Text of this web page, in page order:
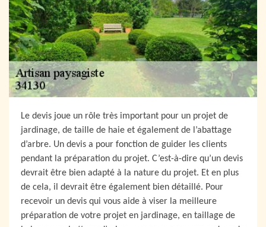
Le devis joue un rôle très important pour un projet de
jardinage, de taille de haie et également de l’abattage
d’arbre. Un devis a pour fonction de guider les clients
pendant la préparation du projet. C’est-à-dire qu’un devis
devrait être bien adapté à la nature du projet. Et en plus
de cela, il devrait être également bien détaillé. Pour
recevoir un devis qui vous aide à viser la meilleure
préparation de votre projet en jardinage, en taillage de